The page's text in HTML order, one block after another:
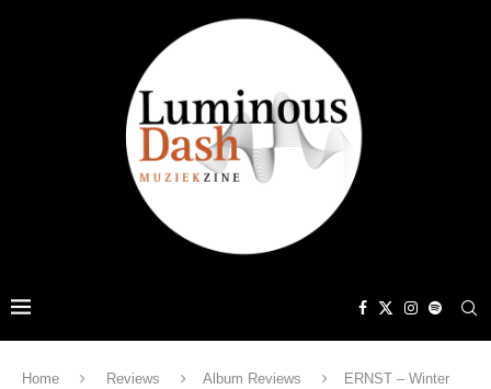
Home Reviews Album Reviews
ERNST – Winter